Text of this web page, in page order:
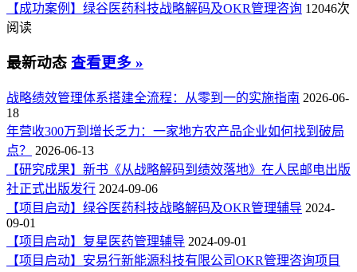
【成功案例】绿谷医药科技战略解码及OKR管理咨询 12046次
阅读
最新动态 查看更多 »
战略绩效管理体系搭建全流程：从零到一的实施指南 2026-06-
18
年营收300万到增长乏力：一家地方农产品企业如何找到破局
点？
2026-06-13
【研究成果】新书《从战略解码到绩效落地》在人民邮电出版
社正式出版发行 2024-09-06
【项目启动】绿谷医药科技战略解码及OKR管理辅导 2024-
09-01
【项目启动】复星医药管理辅导 2024-09-01
【项目启动】安易行新能源科技有限公司OKR管理咨询项目